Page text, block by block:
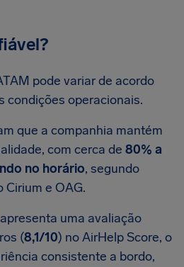
pode variar de acordo
condições operacionais.
que a companhia mantém
com cerca de 80% a
no horário, segundo
Cirium e OAG.
uma avaliação
(8,1/10) no AirHelp Score, o
consistente a bordo,